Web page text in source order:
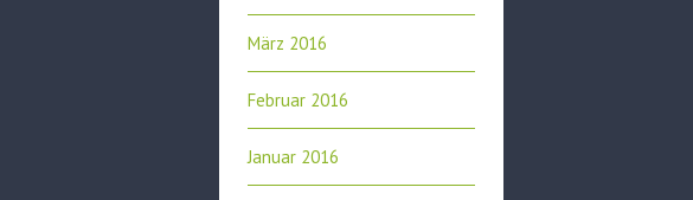
März 2016
Februar 2016
Januar 2016